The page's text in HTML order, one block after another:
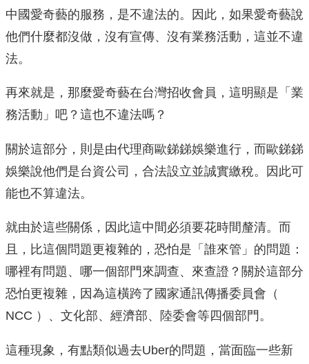
中國愛奇藝的服務，是不違法的。因此，如果愛奇藝說
他們什麼都沒做，沒有宣傳、沒有業務活動，這並不違
法。
再來就是，那麼愛奇藝在台灣招收會員，這明顯是「業
務活動」吧？這也不違法嗎？
關於這部分，則是由代理商歐銻銻娛樂進行，而歐銻銻
娛樂說他們是台資公司，合法設立並誠實繳稅。因此可
能也不算違法。
就由於這些關係，因此這中間必須要花時間釐清。而
且，比這個問題更複雜的，恐怕是「誰來管」的問題：
哪裡有問題、哪一個部門來調查、來查證？關於這部分
恐怕更複雜，因為這橫跨了國家通訊傳播委員會（
NCC ）、文化部、經濟部、陸委會等四個部門。
這種現象，有點類似過去Uber的問題，當面臨一些新